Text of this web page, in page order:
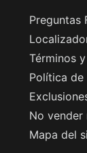
Preguntas
Términos
Política
No
Mapa del